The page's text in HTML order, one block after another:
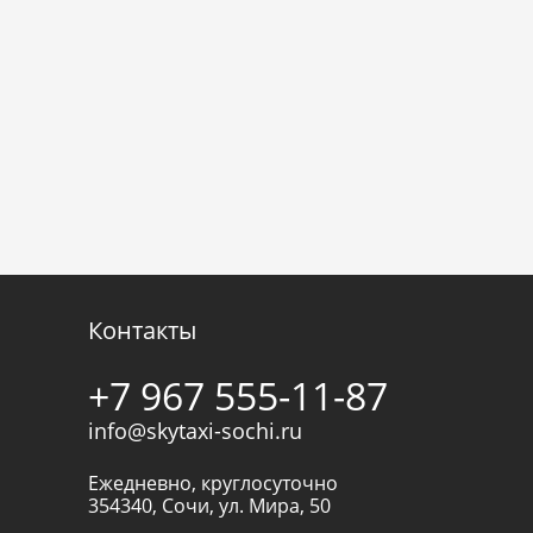
Контакты
+7 967 555-11-87
info@skytaxi-sochi.ru
Ежедневно, круглосуточно
354340, Сочи, ул. Мира, 50